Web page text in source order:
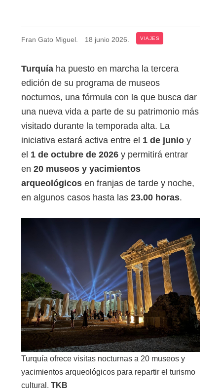
Fran Gato Miguel. 18 junio 2026. VIAJES
Turquía ha puesto en marcha la tercera
edición de su programa de museos
nocturnos, una fórmula con la que busca dar
una nueva vida a parte de su patrimonio más
visitado durante la temporada alta. La
iniciativa estará activa entre el 1 de junio y
el 1 de octubre de 2026 y permitirá entrar
en 20 museos y yacimientos
arqueológicos en franjas de tarde y noche,
en algunos casos hasta las 23.00 horas.
Turquía ofrece visitas nocturnas a 20 museos y
yacimientos arqueológicos para repartir el turismo
cultural. TKB